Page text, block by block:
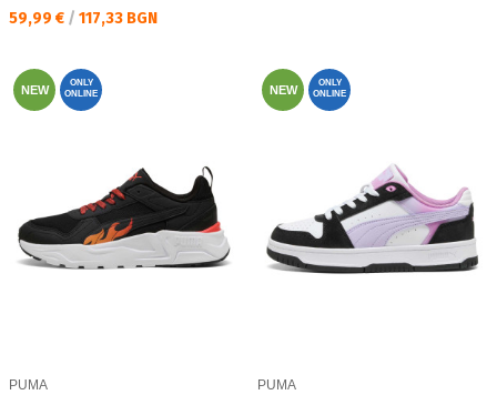
Текуща цена:
59,99 € / 117,33 BGN
NEW
ONLY
ONLINE
PUMA
NEW
ONLY
ONLINE
PUMA